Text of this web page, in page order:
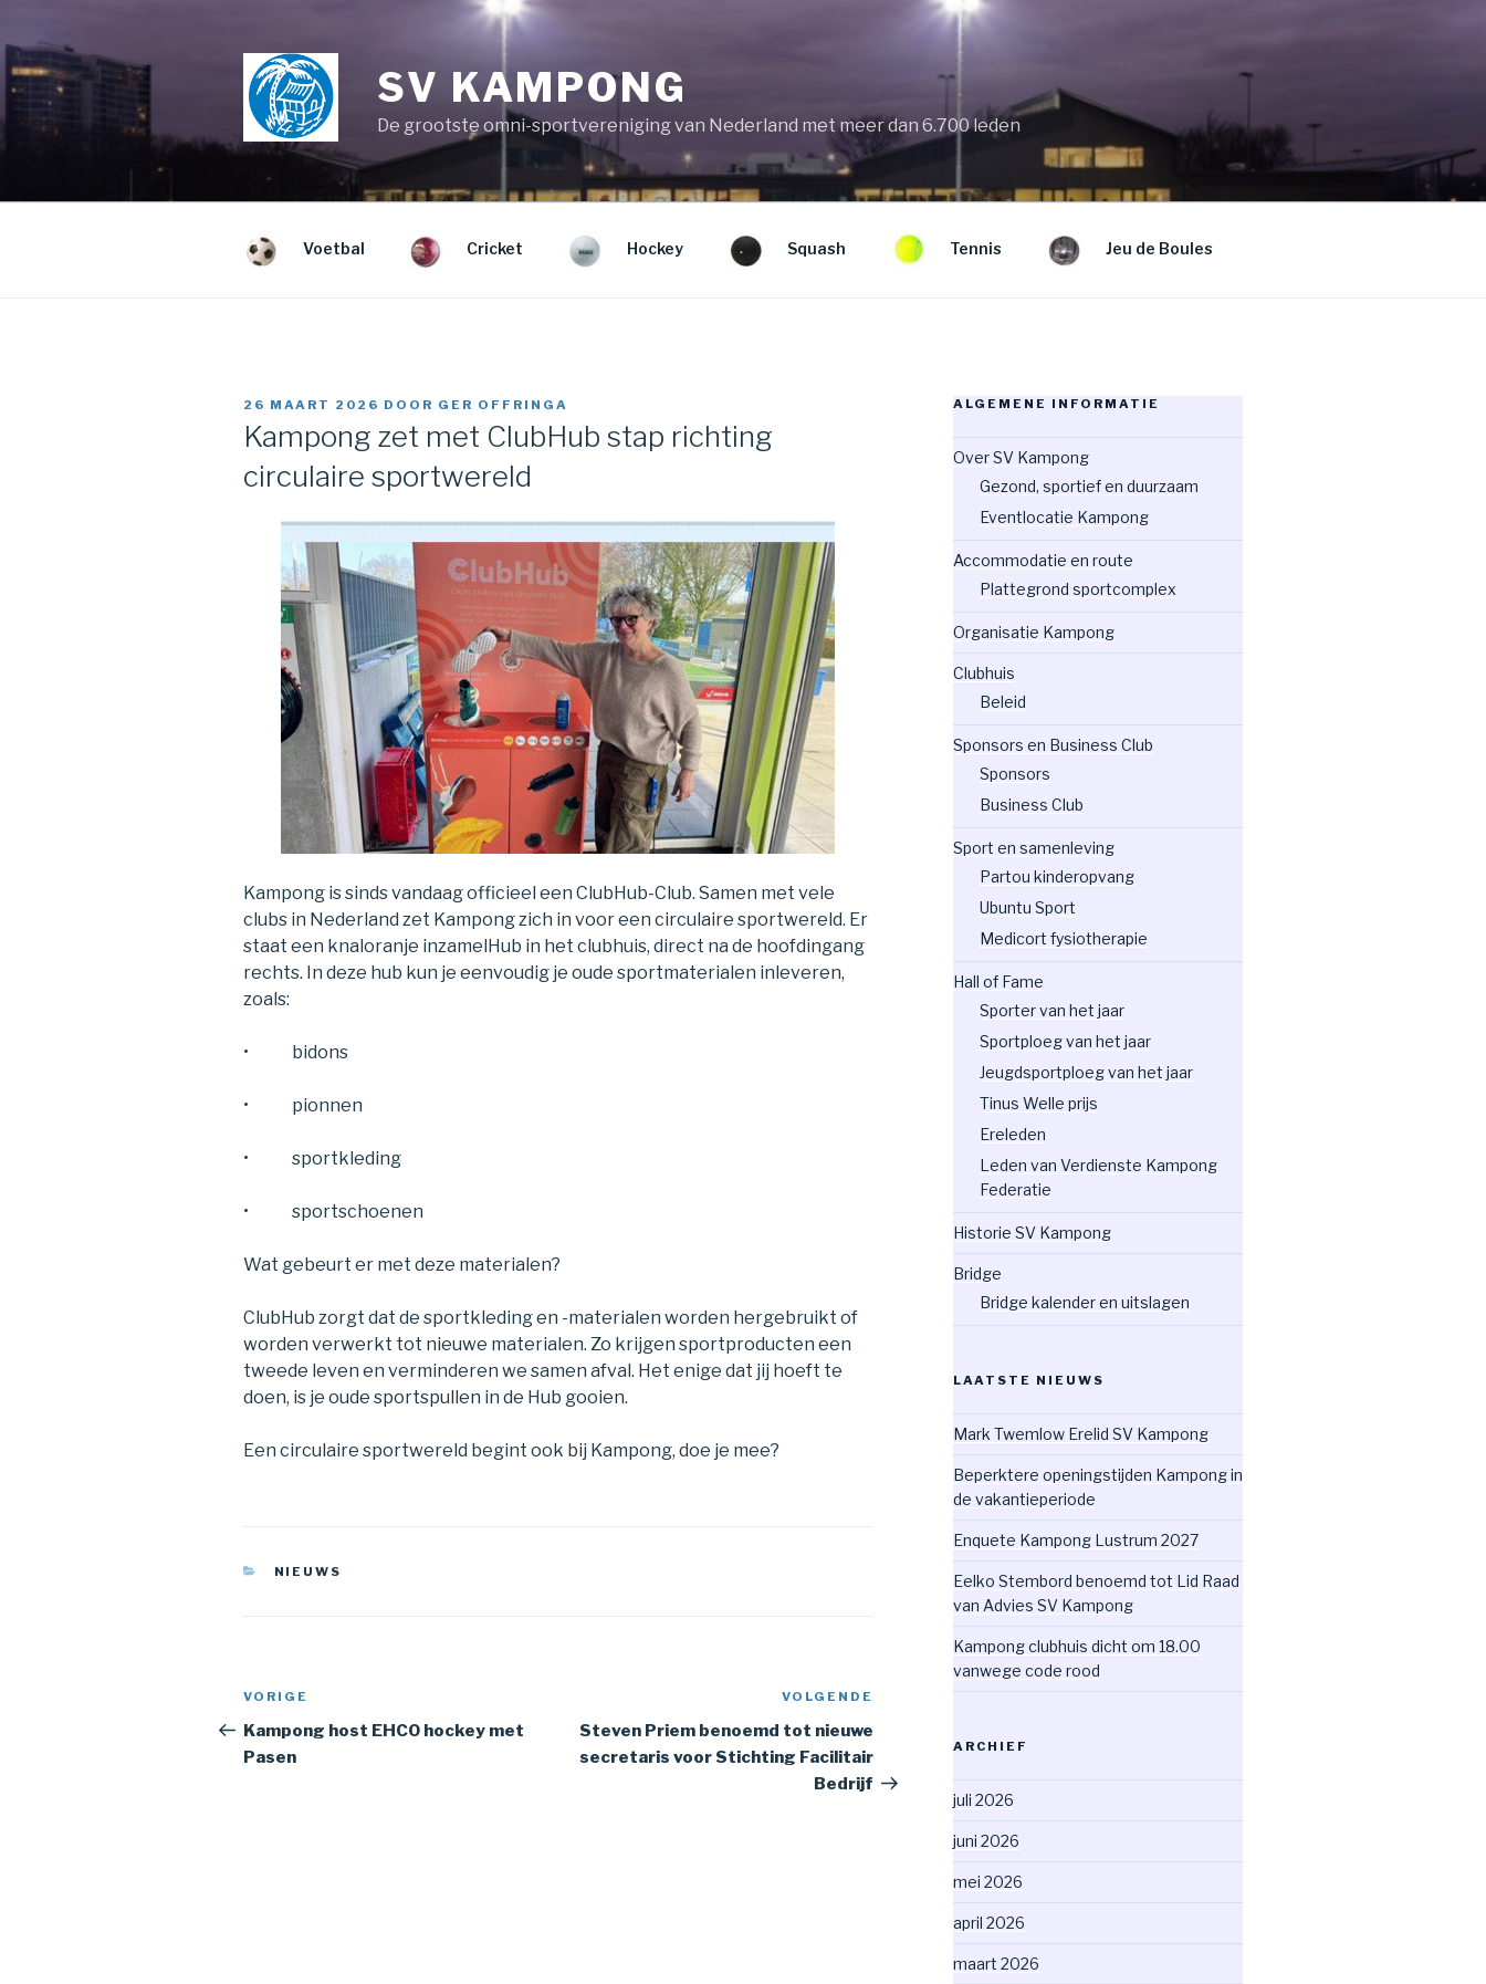
inhoud
springen
SV KAMPONG
De grootste omni-sportvereniging van Nederland met meer dan 6.700 leden
Voetbal Cricket Hockey Squash Tennis Jeu de Boules
GEPLAATST
26 MAART 2026 DOOR GER OFFRINGA
Kampong zet met ClubHub stap richting
circulaire sportwereld
Kampong is sinds vandaag officieel een ClubHub-Club. Samen met vele
clubs in Nederland zet Kampong zich in voor een circulaire sportwereld. Er
staat een knaloranje inzamelHub in het clubhuis, direct na de hoofdingang
rechts. In deze hub kun je eenvoudig je oude sportmaterialen inleveren,
zoals:
• bidons
• pionnen
• sportkleding
• sportschoenen
Wat gebeurt er met deze materialen?
ClubHub zorgt dat de sportkleding en -materialen worden hergebruikt of
worden verwerkt tot nieuwe materialen. Zo krijgen sportproducten een
tweede leven en verminderen we samen afval. Het enige dat jij hoeft te
doen, is je oude sportspullen in de Hub gooien.
Een circulaire sportwereld begint ook bij Kampong, doe je mee?
CATEGORIEËN
NIEUWS
Bericht
navigatie
Vorig
bericht
VORIGE
Kampong host EHCO hockey met
Pasen
bericht
VOLGENDE
Steven Priem benoemd tot nieuwe
secretaris voor Stichting Facilitair
Bedrijf
ALGEMENE INFORMATIE
Over SV Kampong
Gezond, sportief en duurzaam
Eventlocatie Kampong
Accommodatie en route
Plattegrond sportcomplex
Organisatie Kampong
Clubhuis
Beleid
Sponsors en Business Club
Sponsors
Business Club
Sport en samenleving
Partou kinderopvang
Ubuntu Sport
Medicort fysiotherapie
Hall of Fame
Sporter van het jaar
Sportploeg van het jaar
Jeugdsportploeg van het jaar
Tinus Welle prijs
Ereleden
Leden van Verdienste Kampong
Federatie
Historie SV Kampong
Bridge
Bridge kalender en uitslagen
LAATSTE NIEUWS
Mark Twemlow Erelid SV Kampong
Beperktere openingstijden Kampong in
de vakantieperiode
Enquete Kampong Lustrum 2027
Eelko Stembord benoemd tot Lid Raad
van Advies SV Kampong
Kampong clubhuis dicht om 18.00
vanwege code rood
ARCHIEF
juli 2026
juni 2026
mei 2026
april 2026
maart 2026